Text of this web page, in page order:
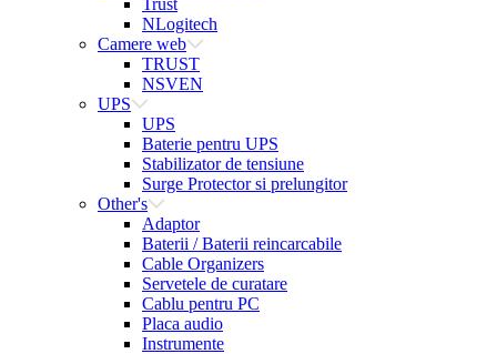
Trust
NLogitech
Camere web
TRUST
NSVEN
UPS
UPS
Baterie pentru UPS
Stabilizator de tensiune
Surge Protector si prelungitor
Other's
Adaptor
Baterii / Baterii reincarcabile
Cable Organizers
Servetele de curatare
Cablu pentru PC
Placa audio
Instrumente